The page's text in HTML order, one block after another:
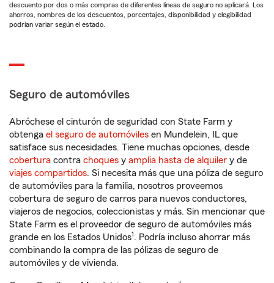
descuento por dos o más compras de diferentes líneas de seguro no aplicará. Los
ahorros, nombres de los descuentos, porcentajes, disponibilidad y elegibilidad
podrían variar según el estado.
Seguro de automóviles
Abróchese el cinturón de seguridad con State Farm y
obtenga el seguro de automóviles en Mundelein, IL que
satisface sus necesidades. Tiene muchas opciones, desde
cobertura contra choques y amplia hasta de alquiler y de
viajes compartidos. Si necesita más que una póliza de seguro
de automóviles para la familia, nosotros proveemos
cobertura de seguro de carros para nuevos conductores,
viajeros de negocios, coleccionistas y más. Sin mencionar que
State Farm es el proveedor de seguro de automóviles más
grande en los Estados Unidos1. Podría incluso ahorrar más
combinando la compra de las pólizas de seguro de
automóviles y de vivienda.